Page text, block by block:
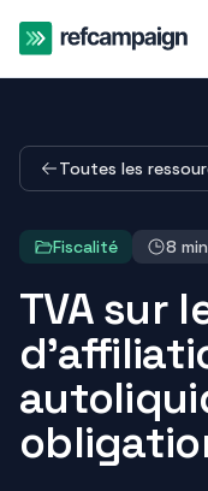
Toutes les
Fiscalité 8
TVA sur